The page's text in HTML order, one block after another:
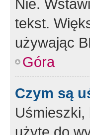
Nie.
tekst.
używając
Góra
Czym są
Uśmieszki,